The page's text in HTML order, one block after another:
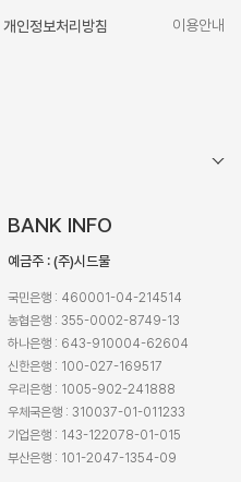
개인정보처리방침
이용안내
BANK INFO
예금주 : (주)시드물
국민은행 : 460001-04-214514
농협은행 : 355-0002-8749-13
하나은행 : 643-910004-62604
신한은행 : 100-027-169517
우리은행 : 1005-902-241888
우체국은행 : 310037-01-011233
기업은행 : 143-122078-01-015
부산은행 : 101-2047-1354-09